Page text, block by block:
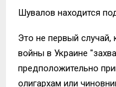
Шувалов находится
Это не первый случай,
войны в Украине
предположительно
олигархам или